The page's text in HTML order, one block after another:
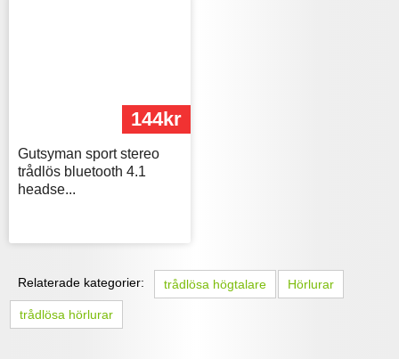
144kr
Gutsyman sport stereo
trådlös bluetooth 4.1
headse...
Relaterade kategorier: trådlösa högtalare Hörlurar
trådlösa hörlurar